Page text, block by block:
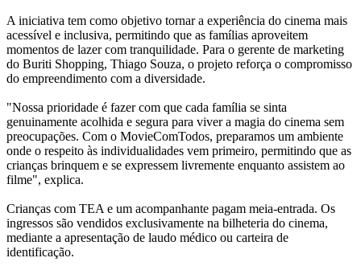
A iniciativa tem como objetivo tornar a experiência do cinema mais
acessível e inclusiva, permitindo que as famílias aproveitem
momentos de lazer com tranquilidade. Para o gerente de marketing
do Buriti Shopping, Thiago Souza, o projeto reforça o compromisso
do empreendimento com a diversidade.
"Nossa prioridade é fazer com que cada família se sinta
genuinamente acolhida e segura para viver a magia do cinema sem
preocupações. Com o MovieComTodos, preparamos um ambiente
onde o respeito às individualidades vem primeiro, permitindo que as
crianças brinquem e se expressem livremente enquanto assistem ao
filme", explica.
Crianças com TEA e um acompanhante pagam meia-entrada. Os
ingressos são vendidos exclusivamente na bilheteria do cinema,
mediante a apresentação de laudo médico ou carteira de
identificação.